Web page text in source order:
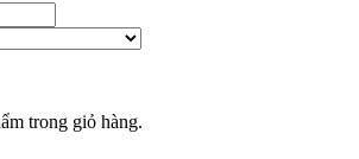
trong giỏ hàng.